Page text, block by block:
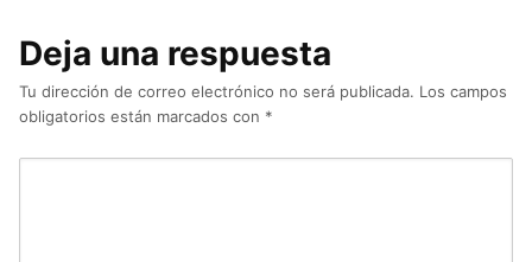
Deja una respuesta
Tu dirección de correo electrónico no será publicada. Los campos
obligatorios están marcados con *